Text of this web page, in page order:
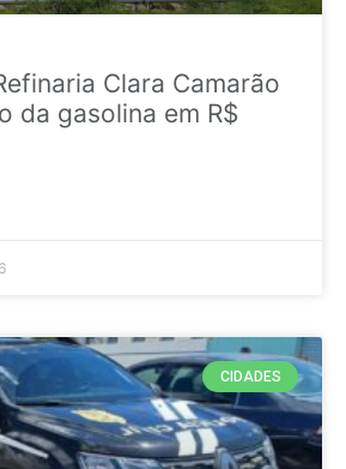
Clara Camarão
da gasolina em R$
CIDADES